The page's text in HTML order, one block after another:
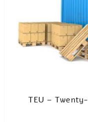
נפח של מכולה נמדד ביחידות ששמן TEU – Twenty-